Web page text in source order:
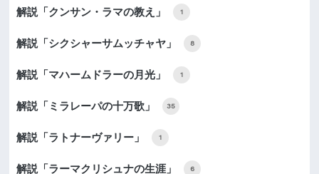
解説「クンサン・ラマの教え」 1
解説「シクシャーサムッチャヤ」 8
解説「マハームドラーの月光」 1
解説「ミラレーパの十万歌」 35
解説「ラトナーヴァリー」 1
解説「ラーマクリシュナの生涯」 6